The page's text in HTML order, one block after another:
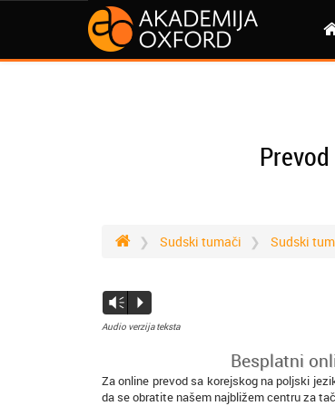
Sudski tumači Sudski
Vm
P
Audio verzija teksta
Besplatni
Za online prevod sa korejskog na poljski
da se obratite našem najbližem centru za